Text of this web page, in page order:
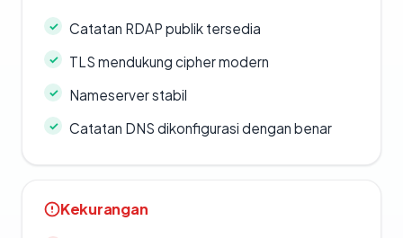
Catatan RDAP publik tersedia
TLS mendukung cipher modern
Nameserver stabil
Catatan DNS dikonfigurasi dengan benar
Kekurangan